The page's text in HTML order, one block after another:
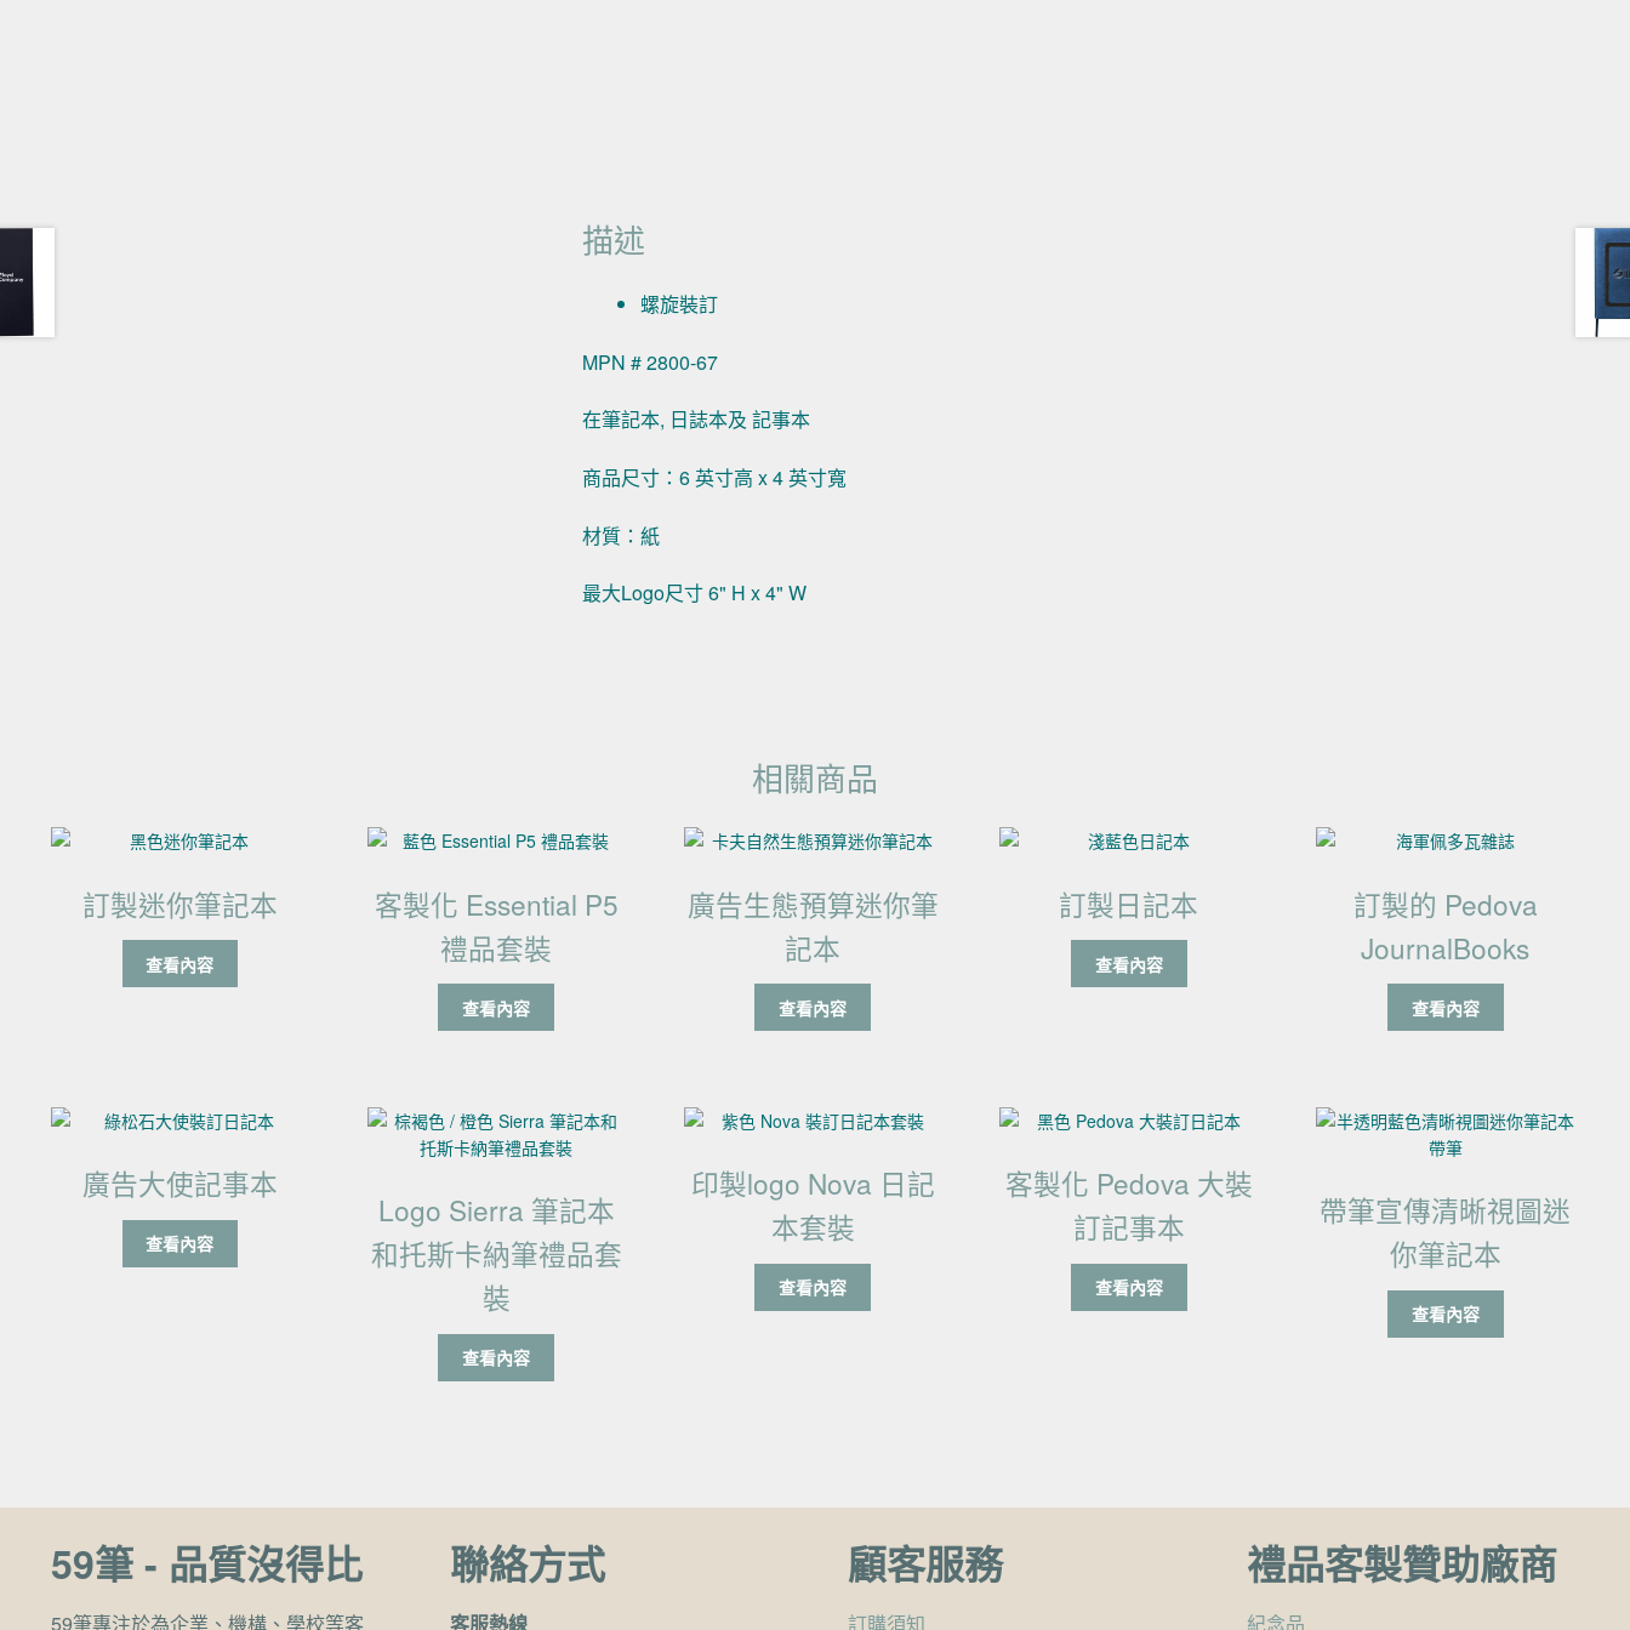
描述
螺旋裝訂
MPN # 2800-67
在筆記本, 日誌本及 記事本
商品尺寸：6 英寸高 x 4 英寸寬
材質：紙
最大Logo尺寸 6" H x 4" W
相關商品
訂製迷你筆記本
查看內容
客製化 Essential P5
禮品套裝
查看內容
廣告生態預算迷你筆
記本
查看內容
訂製日記本
查看內容
訂製的 Pedova
JournalBooks
查看內容
廣告大使記事本
查看內容
Logo Sierra 筆記本
和托斯卡納筆禮品套
裝
查看內容
印製logo Nova 日記
本套裝
查看內容
客製化 Pedova 大裝
訂記事本
查看內容
帶筆宣傳清晰視圖迷
你筆記本
查看內容
59筆 - 品質沒得比
59筆專注於為企業、機構、學校等客
聯絡方式
客服熱線
顧客服務
訂購須知
禮品客製贊助廠商
紀念品